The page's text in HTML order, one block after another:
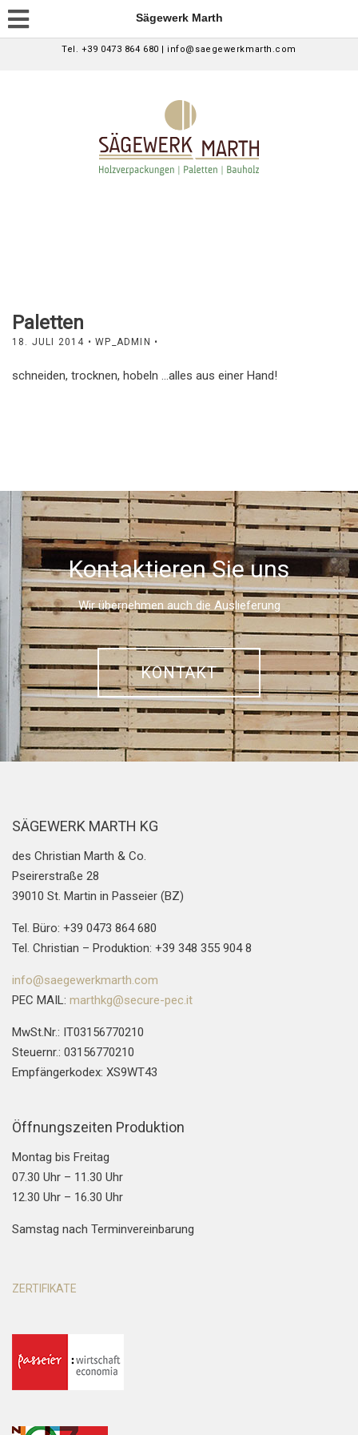
Sägewerk Marth
Tel. +39 0473 864 680 | info@saegewerkmarth.com
Paletten
18. JULI 2014 • WP_ADMIN •
schneiden, trocknen, hobeln …alles aus einer Hand!
Kontaktieren Sie uns
Wir übernehmen auch die Auslieferung
KONTAKT
SÄGEWERK MARTH KG
des Christian Marth & Co.
Pseirerstraße 28
39010 St. Martin in Passeier (BZ)
Tel. Büro: +39 0473 864 680
Tel. Christian – Produktion: +39 348 355 904 8
info@saegewerkmarth.com
PEC MAIL: marthkg@secure-pec.it
MwSt.Nr.: IT03156770210
Steuernr.: 03156770210
Empfängerkodex: XS9WT43
Öffnungszeiten Produktion
Montag bis Freitag
07.30 Uhr – 11.30 Uhr
12.30 Uhr – 16.30 Uhr
Samstag nach Terminvereinbarung
ZERTIFIKATE